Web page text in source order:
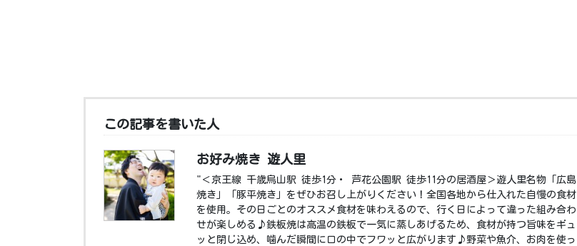
この記事を書いた人
お好み焼き 遊人里
"＜京王線 千歳烏山駅 徒歩1分・ 芦花公園駅 徒歩11分の居酒屋＞遊人里名物「広島
焼き」「豚平焼き」をぜひお召し上がりください！全国各地から仕入れた自慢の食材
を使用。その日ごとのオススメ食材を味わえるので、行く日によって違った組み合わ
せが楽しめる♪鉄板焼は高温の鉄板で一気に蒸しあげるため、食材が持つ旨味をギュ
ッと閉じ込め、噛んだ瞬間に口の中でフワッと広がります♪野菜や魚介、お肉を使っ